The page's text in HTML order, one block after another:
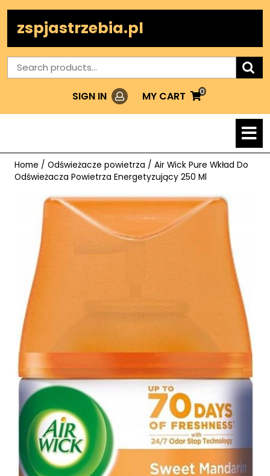
contentzspjastrzebia.pl
Search
for:
SIGN IN LoginMY CART
MY
0
Home / Odświeżacze powietrza / Air Wick Pure Wkład Do
Odświeżacza Powietrza Energetyzujący 250 Ml